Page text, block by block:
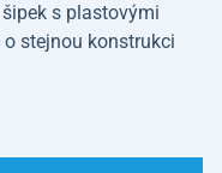
s plastovými
o stejnou konstrukci